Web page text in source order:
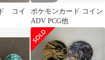
コイ
ポケモンカード コイン
ADV PCG他